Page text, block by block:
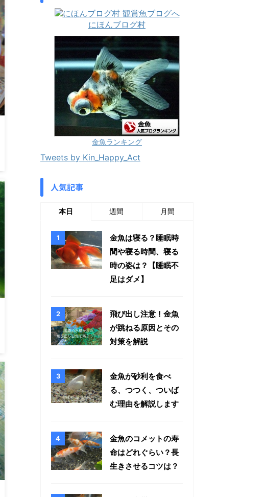
にほんブログ村
金魚ランキング
Tweets by Kin_Happy_Act
人気記事
本日 週間 月間
金魚は寝る？睡眠時
間や寝る時間、寝る
時の姿は？【睡眠不
足はダメ】
飛び出し注意！金魚
が跳ねる原因とその
対策を解説
金魚が砂利を食べ
る、つつく、ついば
む理由を解説します
金魚のコメットの寿
命はどれぐらい？長
生きさせるコツは？